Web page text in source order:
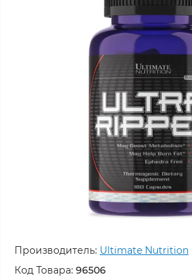
Производитель: Ultimate Nutrition
Код Товара: 96506